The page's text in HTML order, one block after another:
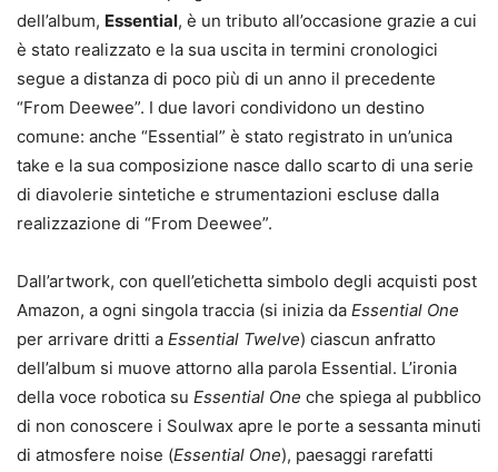
dell’album, Essential, è un tributo all’occasione grazie a cui
è stato realizzato e la sua uscita in termini cronologici
segue a distanza di poco più di un anno il precedente
“From Deewee”. I due lavori condividono un destino
comune: anche “Essential” è stato registrato in un’unica
take e la sua composizione nasce dallo scarto di una serie
di diavolerie sintetiche e strumentazioni escluse dalla
realizzazione di “From Deewee”.
Dall’artwork, con quell’etichetta simbolo degli acquisti post
Amazon, a ogni singola traccia (si inizia da Essential One
per arrivare dritti a Essential Twelve) ciascun anfratto
dell’album si muove attorno alla parola Essential. L’ironia
della voce robotica su Essential One che spiega al pubblico
di non conoscere i Soulwax apre le porte a sessanta minuti
di atmosfere noise (Essential One), paesaggi rarefatti